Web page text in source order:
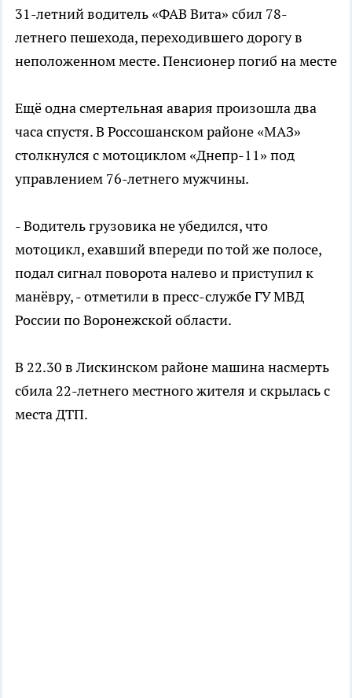
31-летний водитель «ФАВ Вита» сбил 78-
летнего пешехода, переходившего дорогу в
неположенном месте. Пенсионер погиб на месте
Ещё одна смертельная авария произошла два
часа спустя. В Россошанском районе «МАЗ»
столкнулся с мотоциклом «Днепр-11» под
управлением 76-летнего мужчины.
- Водитель грузовика не убедился, что
мотоцикл, ехавший впереди по той же полосе,
подал сигнал поворота налево и приступил к
манёвру, - отметили в пресс-службе ГУ МВД
России по Воронежской области.
В 22.30 в Лискинском районе машина насмерть
сбила 22-летнего местного жителя и скрылась с
места ДТП.